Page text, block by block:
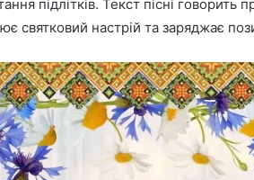
підлітків. Текст пісні
святковий настрій та заряджає